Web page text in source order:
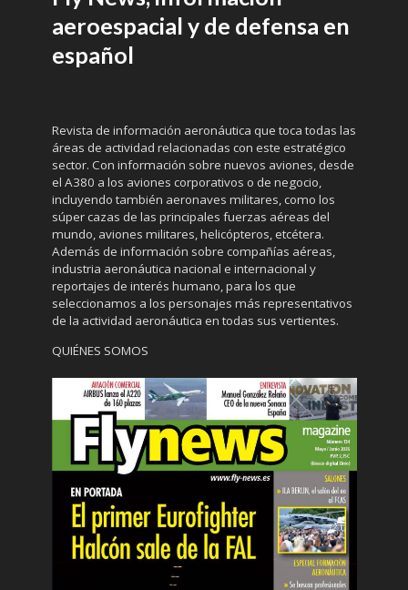
aeroespacial y de defensa en
español
Revista de información aeronáutica que toca todas las
áreas de actividad relacionadas con este estratégico
sector. Con información sobre nuevos aviones, desde
el A380 a los aviones corporativos o de negocio,
incluyendo también aeronaves militares, como los
súper cazas de las principales fuerzas aéreas del
mundo, aviones militares, helicópteros, etcétera.
Además de información sobre compañías aéreas,
industria aeronáutica nacional e internacional y
reportajes de interés humano, para los que
seleccionamos a los personajes más representativos
de la actividad aeronáutica en todas sus vertientes.
QUIÉNES SOMOS